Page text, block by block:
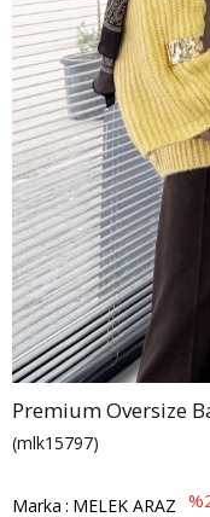
Premium Oversize
(mlk15797)
Marka : MELEK ARAZ %